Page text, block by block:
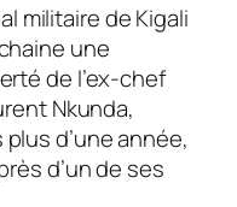
militaire de Kigali
une
de l’ex-chef
Nkunda,
d’une année,
d’un de ses